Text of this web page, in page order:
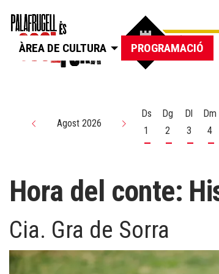
ÀREA DE CULTURA PROGRAMACIÓ
Agost 2026
Ds
1
Dissabte 1 d'agost
Dg
2
Diumenge 2
Dl
3
Dilluns
Dm
4
Hora del conte:
Cia. Gra de Sorra